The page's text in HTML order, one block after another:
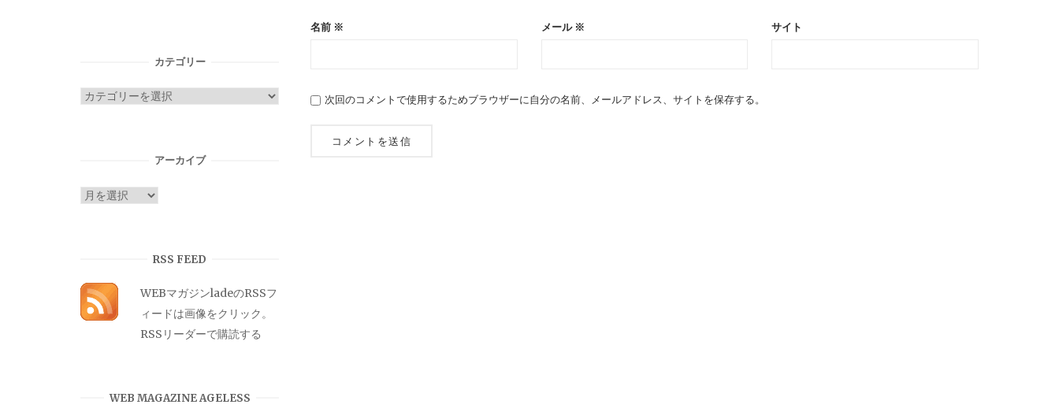
名前 ※ メール ※ サイト
次回のコメントで使用するためブラウザーに自分の名前、メールアドレス、サイトを保存する。
カテゴリー
カ
アーカイブ
ア
RSS FEED
WEBマガジンladeのRSSフ
ィードは画像をクリック。
RSSリーダーで購読する
WEB MAGAZINE AGELESS